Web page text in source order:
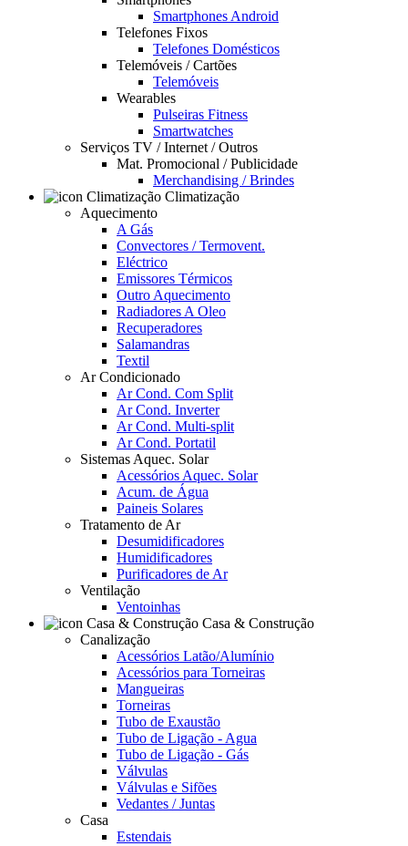
Smartphones Android
Telefones Fixos
Telefones Domésticos
Telemóveis / Cartões
Telemóveis
Wearables
Pulseiras Fitness
Smartwatches
Serviços TV / Internet / Outros
Mat. Promocional / Publicidade
Merchandising / Brindes
Climatização
Aquecimento
A Gás
Convectores / Termovent.
Eléctrico
Emissores Térmicos
Outro Aquecimento
Radiadores A Oleo
Recuperadores
Salamandras
Textil
Ar Condicionado
Ar Cond. Com Split
Ar Cond. Inverter
Ar Cond. Multi-split
Ar Cond. Portatil
Sistemas Aquec. Solar
Acessórios Aquec. Solar
Acum. de Água
Paineis Solares
Tratamento de Ar
Desumidificadores
Humidificadores
Purificadores de Ar
Ventilação
Ventoinhas
Casa & Construção
Canalização
Acessórios Latão/Alumínio
Acessórios para Torneiras
Mangueiras
Torneiras
Tubo de Exaustão
Tubo de Ligação - Agua
Tubo de Ligação - Gás
Válvulas
Válvulas e Sifões
Vedantes / Juntas
Casa
Estendais